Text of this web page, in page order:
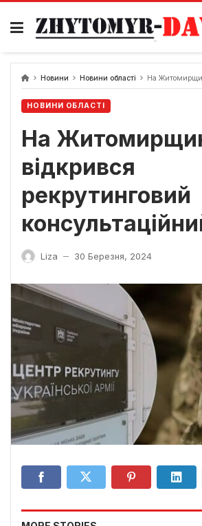
Skip
content
Новини Новини області На Житомирщині відкрився
НОВИНИ ОБЛАСТІ
На
відкрився
рекрутинговий
Liza — 30 Березня, 2024